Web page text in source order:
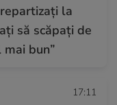
la
să scăpați de
bun”
17:11